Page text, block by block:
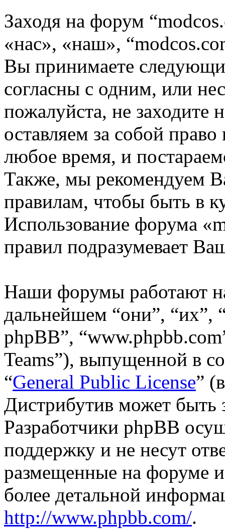
Заходя на форум
«нас», «наш»,
Вы принимаете
согласны с одним, или
пожалуйста, не
оставляем за собой
любое время, и
Также, мы рекомендуем
правилам, чтобы быть в
Использование форума
правил подразумевает
Наши форумы работают
дальнейшем “они”, “их”,
phpBB”,
Teams”), выпущенной в
“General Public License”
Дистрибутив может быть
Разработчики phpBB
поддержку и не несут
размещенные на форуме
более детальной
http://www.phpbb.com/.